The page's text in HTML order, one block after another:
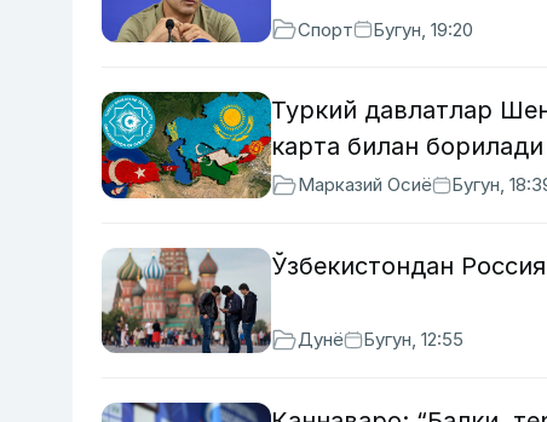
Спорт Бугун, 19:20
Туркий давлатлар
карта билан борилади
Марказий Осиё Бугун,
Ўзбекистондан
Дунё Бугун, 12:55